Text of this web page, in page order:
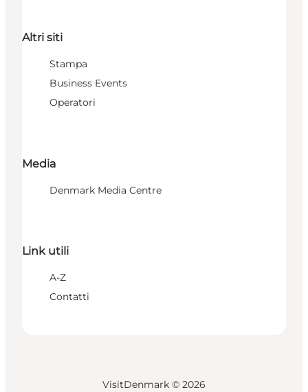
Altri siti
Stampa
Business Events
Operatori
Media
Denmark Media Centre
Link utili
A-Z
Contatti
VisitDenmark © 2026